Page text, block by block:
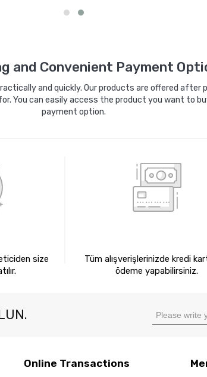
and Convenient Payment
and quickly. Our products are offered
You can easily access the product you want to
payment option.
size
Tüm alışverişlerinizde kredi
ödeme yapabilirsiniz.
Online Transactions